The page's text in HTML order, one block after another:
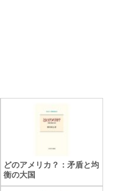
どのアメリカ？：矛盾と均
衡の大国